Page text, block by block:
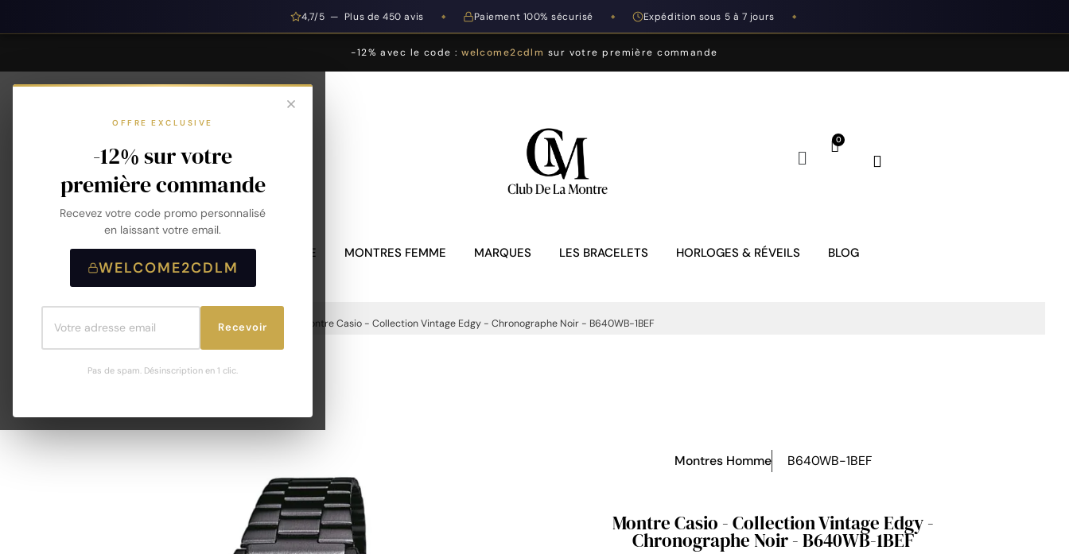
4,7/5 — Plus de 450 avis ◆ Paiement 100% sécurisé ◆ Expédition sous 5 à 7 jours ◆
-12% avec le code :welcome2cdlm sur votre première commande
OFFRE EXCLUSIVE
-12% sur votre
première commande
Recevez votre code promo personnalisé
en laissant votre email.
WELCOME2CDLM
Recevoir
Pas de spam. Désinscription en 1 clic.
MONTRES HOMME MONTRES FEMME MARQUES LES BRACELETS HORLOGES & RÉVEILS BLOG
Accueil Montres Montres Homme Montre Casio - Collection Vintage Edgy - Chronographe Noir - B640WB-1BEF
Montres Homme B640WB-1BEF
Montre Casio - Collection Vintage Edgy -
Chronographe Noir - B640WB-1BEF